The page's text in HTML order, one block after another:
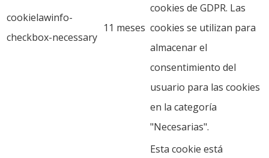
cookielawinfo-
checkbox-necessary
11 meses
cookies de GDPR. Las
cookies se utilizan para
almacenar el
consentimiento del
usuario para las cookies
en la categoría
"Necesarias".
Esta cookie está